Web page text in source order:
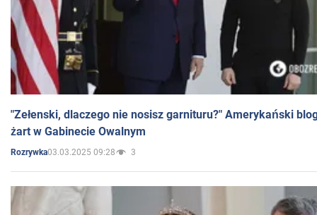
"Zełenski, dlaczego nie nosisz garnituru?" Amerykański
żart w Gabinecie Owalnym
Rozrywka03.03.2025 09:28 3